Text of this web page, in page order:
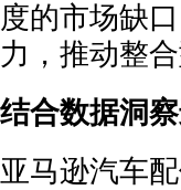
度的市场缺
力，推动整
结合数据洞
亚马逊汽车